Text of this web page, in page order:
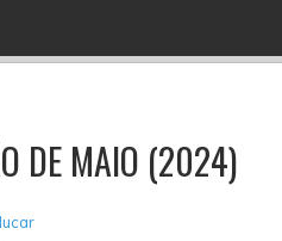
DE MAIO (2024)